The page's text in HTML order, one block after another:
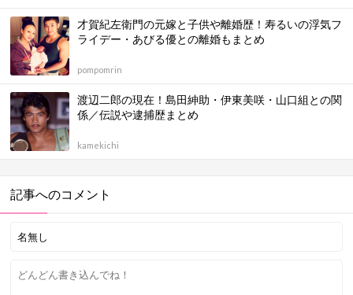
才賀紀左衛門の元嫁と子供や離婚歴！寿るいの浮気フ
ライデー・あびる優との離婚もまとめ
pompomrin
渡辺二郎の現在！島田紳助・伊東美咲・山口組との関
係／伝説や逮捕歴まとめ
kamekichi
記事へのコメント